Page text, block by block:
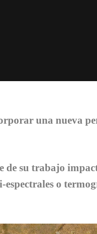
una nueva
su trabajo
o